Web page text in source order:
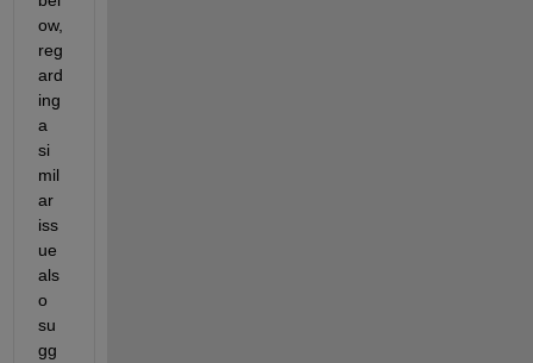
ow,
reg
ard
ing
a
si
mil
ar
iss
ue
als
o
su
gg